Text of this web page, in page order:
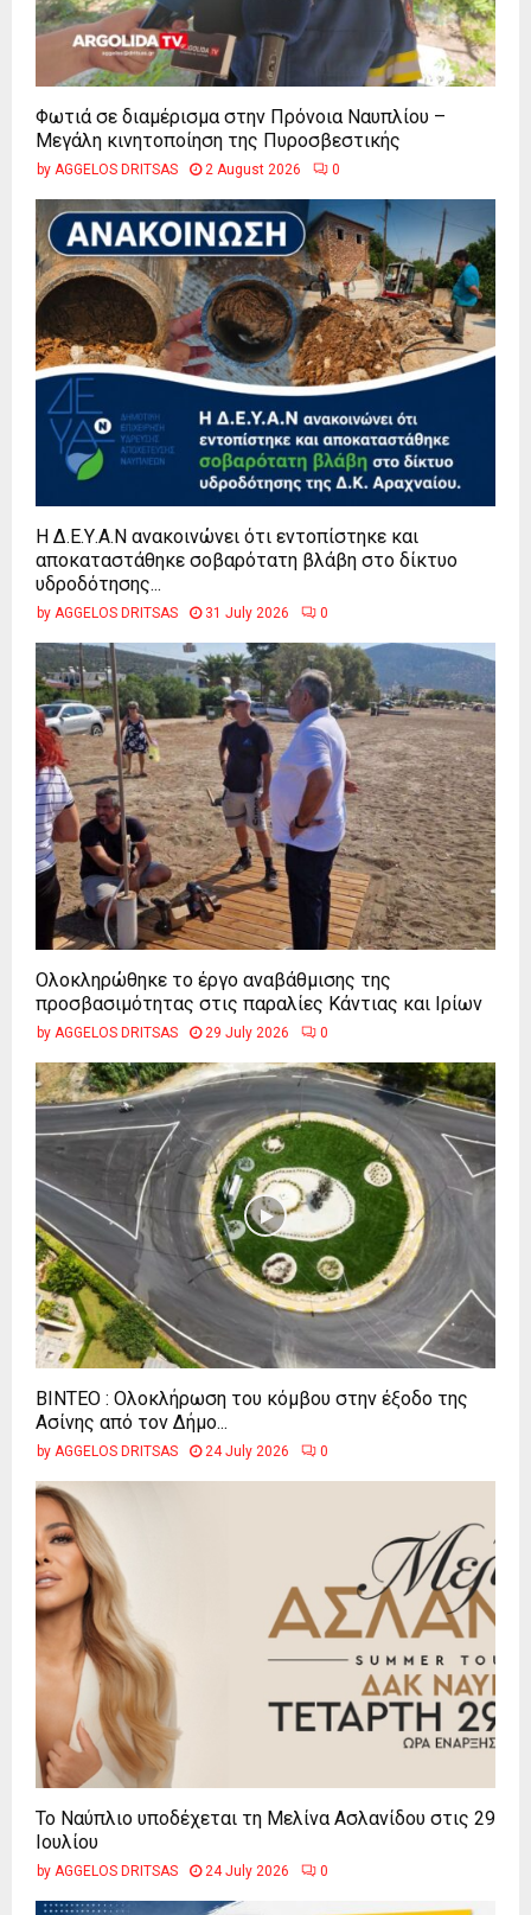
Φωτιά σε διαμέρισμα στην Πρόνοια Ναυπλίου –
Μεγάλη κινητοποίηση της Πυροσβεστικής
by AGGELOS DRITSAS 2 August 2026 0
Η Δ.Ε.Υ.Α.Ν ανακοινώνει ότι εντοπίστηκε και
αποκαταστάθηκε σοβαρότατη βλάβη στο δίκτυο
υδροδότησης...
by AGGELOS DRITSAS 31 July 2026 0
Ολοκληρώθηκε το έργο αναβάθμισης της
προσβασιμότητας στις παραλίες Κάντιας και Ιρίων
by AGGELOS DRITSAS 29 July 2026 0
ΒΙΝΤΕΟ : Ολοκλήρωση του κόμβου στην έξοδο της
Ασίνης από τον Δήμο...
by AGGELOS DRITSAS 24 July 2026 0
Το Ναύπλιο υποδέχεται τη Μελίνα Ασλανίδου στις 29
Ιουλίου
by AGGELOS DRITSAS 24 July 2026 0